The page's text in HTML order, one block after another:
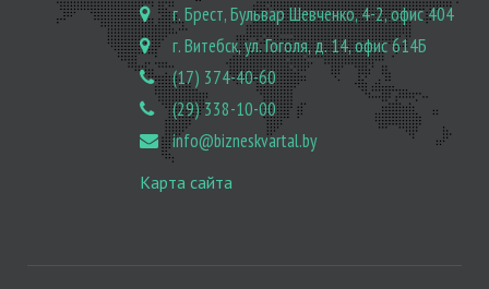
г. Брест, Бульвар Шевченко, 4-2, офис 404
г. Витебск, ул. Гоголя, д. 14, офис 614Б
(17) 374-40-60
(29) 338-10-00
info@bizneskvartal.by
Карта сайта